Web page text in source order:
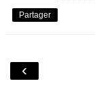
Partager
‹